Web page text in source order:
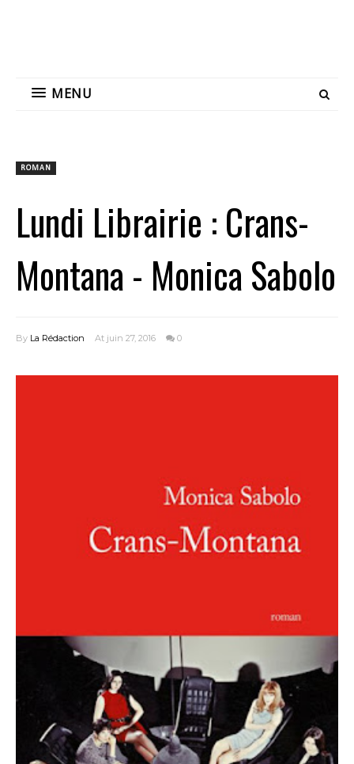
MENU
ROMAN
Lundi Librairie : Crans-
Montana - Monica Sabolo
By La Rédaction At juin 27, 2016 0